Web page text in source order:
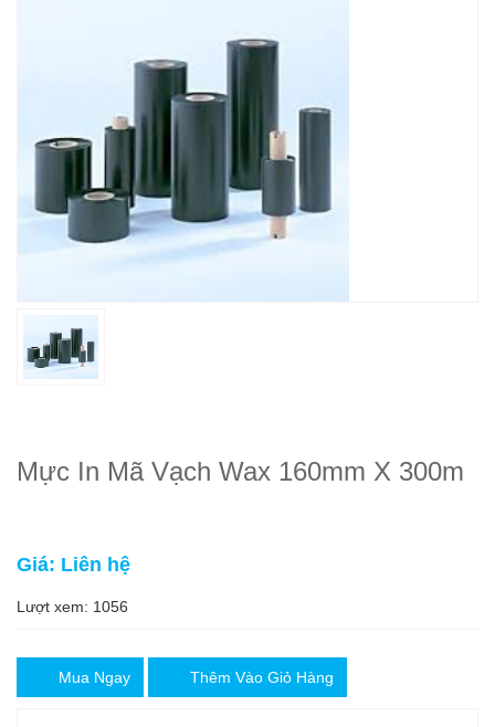
Mực In Mã Vạch Wax 160mm X 300m
Giá: Liên hệ
Lượt xem: 1056
Mua Ngay Thêm Vào Giỏ Hàng